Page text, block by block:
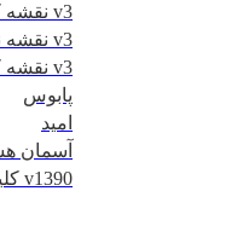
نقشه کاظمین - 1395 v3
نقشه نجف - 1395 v3
نقشه کربلا - 1395 v3
پابوس
امید
آسمان
کلیپ اربعین v1390